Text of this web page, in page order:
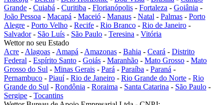
Grande - Cuiabá - Curitiba - Florianópolis - Fortaleza - Goiânia -
João Pessoa - Macapá - Maceió - Manaus - Natal - Palmas - Porto
Alegre - Porto Velho - Recife - Rio Branco - Rio de Janeiro -
Salvador- São Luís - São Paulo - Teresina - Vitória
Wettor no seu Estado
Acre - Alagoas - Amapá - Amazonas - Bahia - Ceará - Distrito
Federal - Espírito Santo - Goiás - Maranhão - Mato Grosso - Mato
Grosso do Sul - Minas Gerais - Pará - Paraíba - Paraná -
Pernambuco - Piauí- Rio de Janeiro - Rio Grande do Norte - Rio
Grande do Sul - Rondônia - Roraima - Santa Catarina - São Paulo -
Sergipe - Tocantins